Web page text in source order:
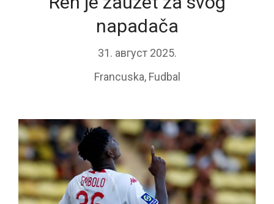
napadača
31. август 2025.
Francuska, Fudbal